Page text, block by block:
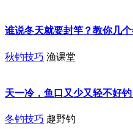
谁说冬天就要封竿？教你几
秋钓技巧 渔课堂
天一冷，鱼口又少又轻不好
冬钓技巧 趣野钓